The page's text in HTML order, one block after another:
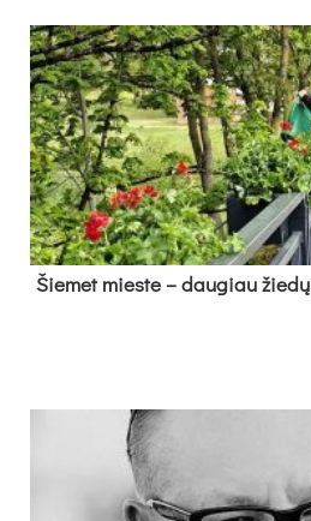
Šie­met mies­te – dau­giau žie­dų